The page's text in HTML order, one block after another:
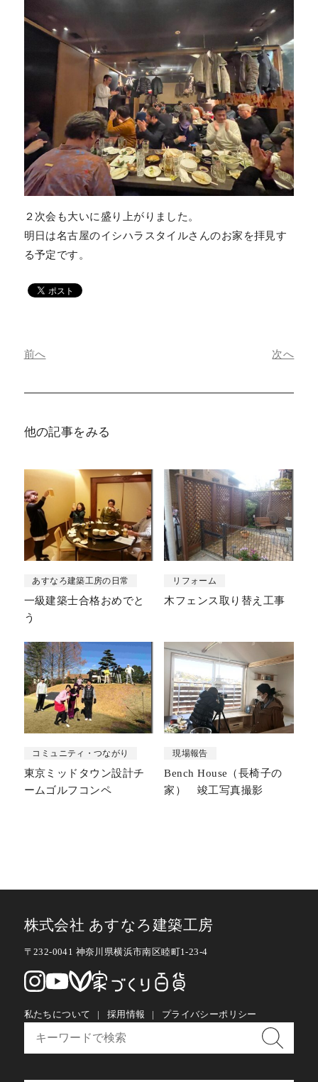
２次会も大いに盛り上がりました。
明日は名古屋のイシハラスタイルさんのお家を拝見す
る予定です。
前へ 次へ
他の記事をみる
あすなろ建築工房の日常
一級建築士合格おめでと
う
リフォーム
木フェンス取り替え工事
コミュニティ・つながり
東京ミッドタウン設計チ
ームゴルフコンペ
現場報告
Bench House（長椅子の
家） 竣工写真撮影
株式会社 あすなろ建築工房
〒232-0041 神奈川県横浜市南区睦町1-23-4
私たちについて 採用情報 プライバシーポリシー